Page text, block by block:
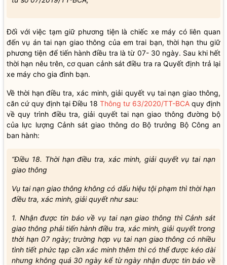
Đối với việc tạm giữ phương tiện là chiếc xe máy có liên quan
đến vụ án tai nạn giao thông của em trai bạn, thời hạn thu giữ
phương tiện để tiến hành điều tra là từ 07- 30 ngày. Sau khi hết
thời hạn nêu trên, cơ quan cảnh sát điều tra ra Quyết định trả lại
xe máy cho gia đình bạn.
Về thời hạn điều tra, xác minh, giải quyết vụ tai nạn giao thông,
căn cứ quy định tại Điều 18 Thông tư 63/2020/TT-BCAquy định
về quy trình điều tra, giải quyết tai nạn giao thông đường bộ
của lực lượng Cảnh sát giao thông do Bộ trưởng Bộ Công an
ban hành:
“Điều 18. Thời hạn điều tra, xác minh, giải quyết vụ tai nạn
giao thông
Vụ tai nạn giao thông không có dấu hiệu tội phạm thì thời hạn
điều tra, xác minh, giải quyết như sau:
1. Nhận được tin báo về vụ tai nạn giao thông thì Cảnh sát
giao thông phải tiến hành điều tra, xác minh, giải quyết trong
thời hạn 07 ngày; trường hợp vụ tai nạn giao thông có nhiều
tình tiết phức tạp cần xác minh thêm thì có thể được kéo dài
nhưng không quá 30 ngày kể từ ngày nhận được tin báo về